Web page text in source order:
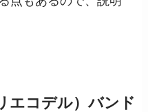
エコデル）バンド